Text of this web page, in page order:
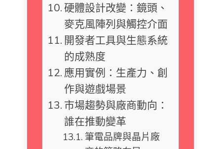
硬體設計改變：鏡頭、
麥克風陣列與觸控介面
開發者工具與生態系統
的成熟度
應用實例：生產力、創
作與遊戲場景
市場趨勢與廠商動向：
誰在推動變革
筆電品牌與晶片廠